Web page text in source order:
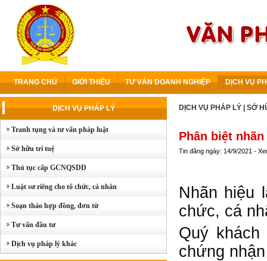
TRANG CHỦ GIỚI THIỆU TƯ VẤN DOANH NGHIỆP DỊCH VỤ
DỊCH VỤ PHÁP LÝ
Tranh tụng và tư vấn pháp luật
Sở hữu trí tuệ
Thủ tục cấp GCNQSDD
Luật sư riêng cho tổ chức, cá nhân
Soạn thảo hợp đồng, đơn từ
Tư vấn đầu tư
Dịch vụ pháp lý khác
DỊCH VỤ PHÁP LÝ SỞ
Phân biệt
Tin đăng ngày: 14/9/2021 -
Nhãn hiệu
chức, cá
Quý
chứng